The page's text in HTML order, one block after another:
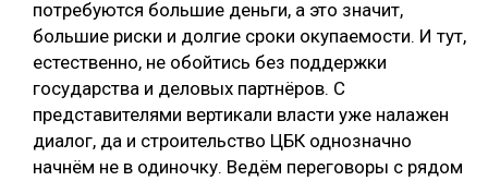
потребуются большие деньги, а это значит,
большие риски и долгие сроки окупаемости. И тут,
естественно, не обойтись без поддержки
государства и деловых партнёров. С
представителями вертикали власти уже налажен
диалог, да и строительство ЦБК однозначно
начнём не в одиночку. Ведём переговоры с рядом